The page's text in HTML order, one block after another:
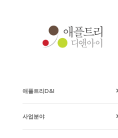
애플트리D&I
사업분야